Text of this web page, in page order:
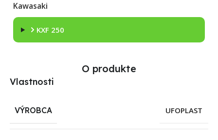
Kawasaki
KXF 250
O produkte
Vlastnosti
VÝROBCA UFOPLAST